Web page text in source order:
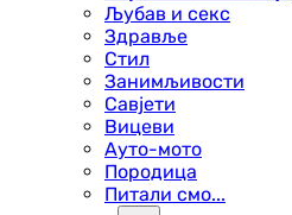
Љубав и секс
Здравље
Стил
Занимљивости
Савјети
Вицеви
Ауто-мото
Породица
Питали смо...